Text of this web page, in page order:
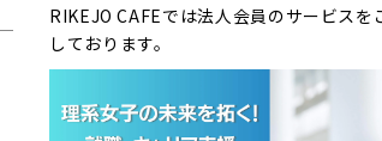
RIKEJO CAFEでは法人会員のサービスを
しております。